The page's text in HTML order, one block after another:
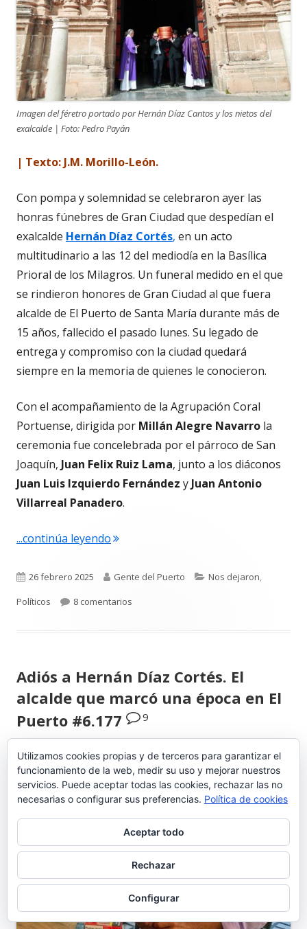
Imagen del féretro portado por Hernán Díaz Cantos y los nietos del
exalcalde | Foto: Pedro Payán
| Texto: J.M. Morillo-León.
Con pompa y solemnidad se celebraron ayer las
honras fúnebres de Gran Ciudad que despedían el
exalcalde Hernán Díaz Cortés, en un acto
multitudinario a las 12 del mediodía en la Basílica
Prioral de los Milagros. Un funeral medido en el que
se rindieron honores de Gran Ciudad al que fuera
alcalde de El Puerto de Santa María durante más de
15 años, fallecido el pasado lunes. Su legado de
entrega y compromiso con la ciudad quedará
siempre en la memoria de quienes le conocieron.
Con el acompañamiento de la Agrupación Coral
Portuense, dirigida por Millán Alegre Navarro la
ceremonia fue concelebrada por el párroco de San
Joaquín, Juan Felix Ruiz Lama, junto a los diáconos
Juan Luis Izquierdo Fernández y Juan Antonio
Villarreal Panadero.
...continúa leyendo"Hernán Díaz Cortés es despedido
Publicado
el
26 febrero 2025 Autor
Gente del Puerto Categorías
Nos dejaron,
Políticos
8 comentarios
Adiós a Hernán Díaz Cortés. El
alcalde que marcó una época en El
Puerto #6.177
9
Utilizamos cookies propias y de terceros para garantizar el
funcionamiento de la web, medir su uso y mejorar nuestros
servicios. Puede aceptar todas las cookies, rechazar las no
necesarias o configurar sus preferencias. Política de cookies
Aceptar todo
Rechazar
Configurar